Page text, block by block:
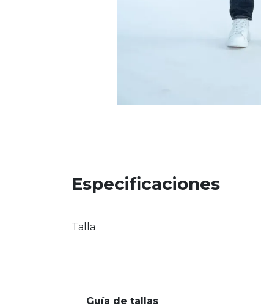
Especificaciones
Talla
Guía de tallas